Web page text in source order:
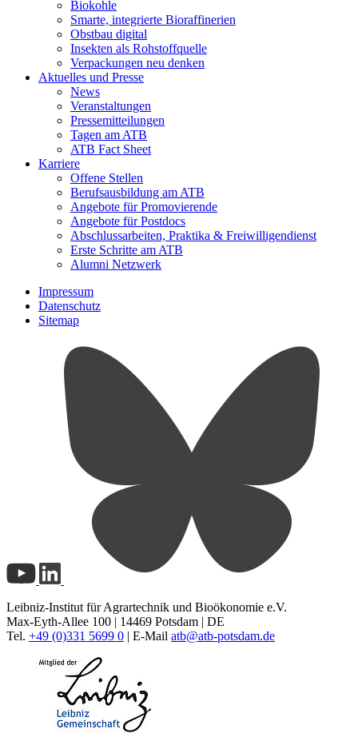
Biokohle
Smarte, integrierte Bioraffinerien
Obstbau digital
Insekten als Rohstoffquelle
Verpackungen neu denken
Aktuelles und Presse
News
Veranstaltungen
Pressemitteilungen
Tagen am ATB
ATB Fact Sheet
Karriere
Offene Stellen
Berufsausbildung am ATB
Angebote für Promovierende
Angebote für Postdocs
Abschlussarbeiten, Praktika & Freiwilligendienst
Erste Schritte am ATB
Alumni Netzwerk
Impressum
Datenschutz
Sitemap
Leibniz-Institut für Agrartechnik und Bioökonomie e.V.
Max-Eyth-Allee 100 | 14469 Potsdam | DE
Tel. +49 (0)331 5699 0 | E-Mail atb@atb-potsdam.de